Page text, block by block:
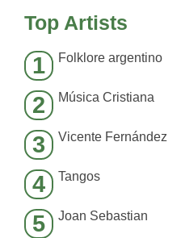
Top Artists
1 Folklore argentino
2 Música Cristiana
3 Vicente Fernández
4 Tangos
5 Joan Sebastian